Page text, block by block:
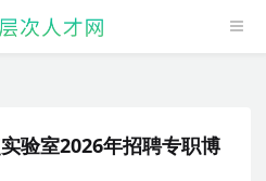
验室2026年招聘专职博